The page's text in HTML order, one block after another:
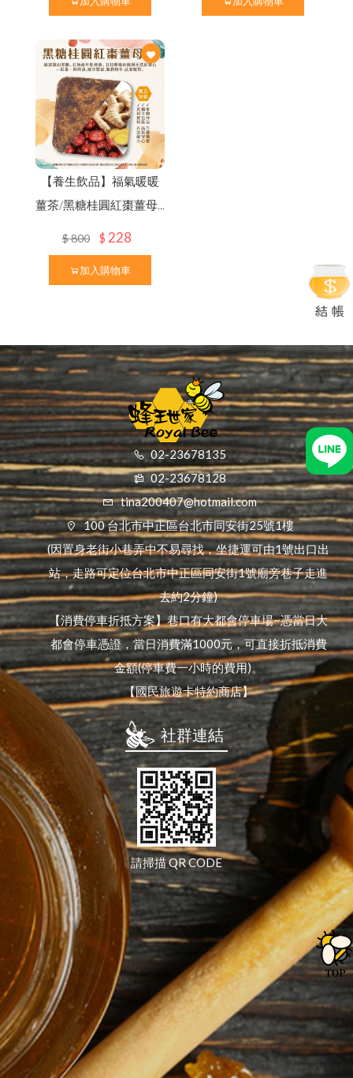
節慶生日送禮 ✦ 精美禮盒
企
業
大
宗
採
購
免
付
費
專
線
0
8
0
0-
899828
【養生飲品】福氣暖暖
薑茶/黑糖桂圓紅棗薑母...
$800 $ 228
加入購物車
02-23678135
02-23678128
tina200407@hotmail.com
100 台北市中正區台北市同安街25號1樓
(因置身老街小巷弄中不易尋找，坐捷運可由1號出口出
站，走路可定位台北市中正區同安街1號廟旁巷子走進
去約2分鐘)
【消費停車折抵方案】巷口有大都會停車場~憑當日大
都會停車憑證，當日消費滿1000元，可直接折抵消費
金額(停車費一小時的費用)。
【國民旅遊卡特約商店】
社群連結
請掃描 QR CODE